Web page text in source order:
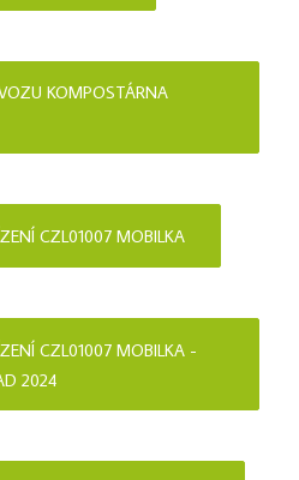
KOMPOSTÁRNA
CZL01007 MOBILKA
CZL01007 MOBILKA -
2024